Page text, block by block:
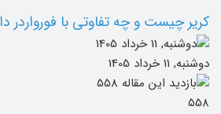
کریر چیست و چه تفاوتی با فورواردر
دوشنبه, 11 خرداد 1405
558